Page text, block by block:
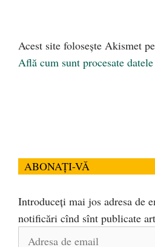
Acest site folosește Akismet
Află cum sunt procesate
ABONAȚI-VĂ
Introduceți mai jos adresa de
notificări cînd sînt publicate
Adresa